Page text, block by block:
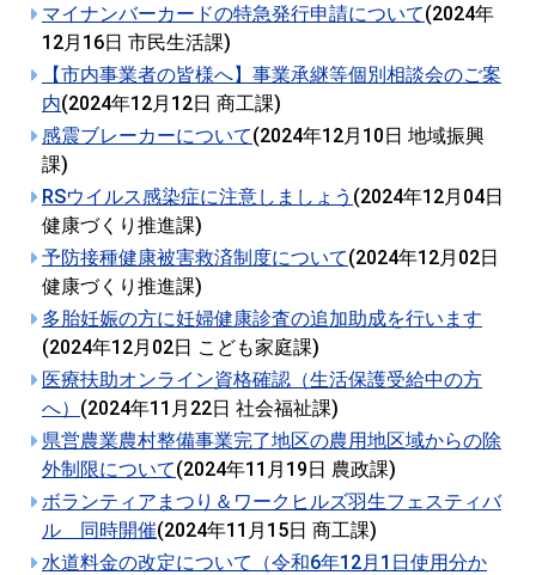
マイナンバーカードの特急発行申請について(2024年
12月16日 市民生活課)
【市内事業者の皆様へ】事業承継等個別相談会のご案
内(2024年12月12日 商工課)
感震ブレーカーについて(2024年12月10日 地域振興
課)
RSウイルス感染症に注意しましょう (2024年12月04日
健康づくり推進課)
予防接種健康被害救済制度について(2024年12月02日
健康づくり推進課)
多胎妊娠の方に妊婦健康診査の追加助成を行います
(2024年12月02日 こども家庭課)
医療扶助オンライン資格確認（生活保護受給中の方
へ） (2024年11月22日 社会福祉課)
県営農業農村整備事業完了地区の農用地区域からの除
外制限について(2024年11月19日 農政課)
ボランティアまつり＆ワークヒルズ羽生フェスティバ
ル 同時開催(2024年11月15日 商工課)
水道料金の改定について（令和6年12月1日使用分か